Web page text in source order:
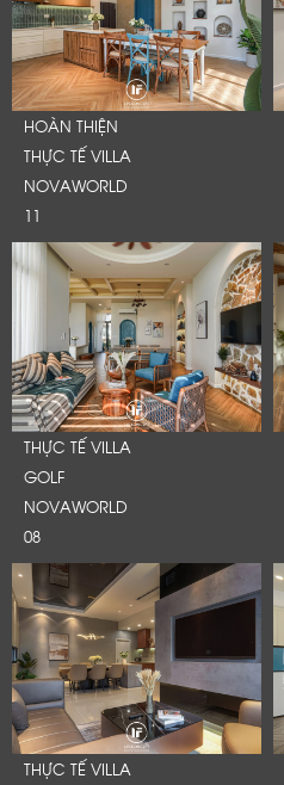
HOÀN THIỆN
THỰC TẾ VILLA
NOVAWORLD
11
THỰC TẾ VILLA
GOLF
NOVAWORLD
08
THỰC TẾ VILLA